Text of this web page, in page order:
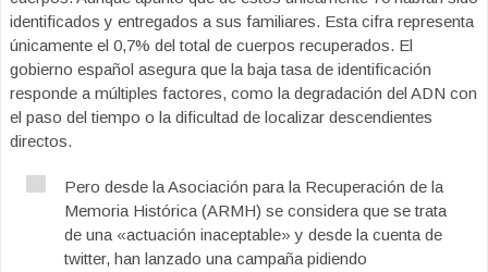
identificados y entregados a sus familiares. Esta cifra representa
únicamente el 0,7% del total de cuerpos recuperados. El
gobierno español asegura que la baja tasa de identificación
responde a múltiples factores, como la degradación del ADN con
el paso del tiempo o la dificultad de localizar descendientes
directos.
Pero desde la Asociación para la Recuperación de la
Memoria Histórica (ARMH) se considera que se trata
de una «actuación inaceptable» y desde la cuenta de
twitter, han lanzado una campaña pidiendo